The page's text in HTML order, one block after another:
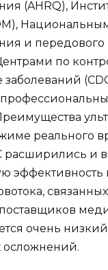
(AHRQ),
Национальным
и передового
по
реального
расширились и
очень
осложнений.